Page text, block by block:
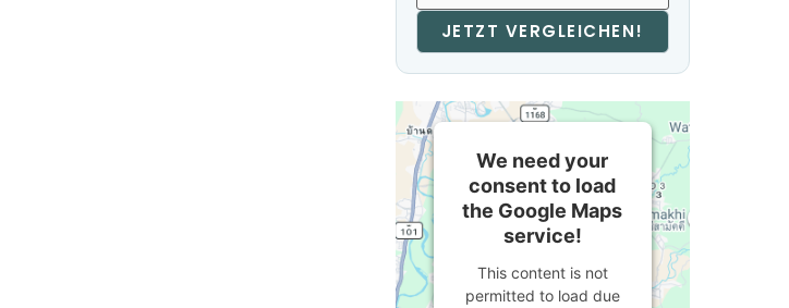
JETZT VERGLEICHEN!
We need your
consent to load
the Google Maps
service!
This content is not
permitted to load due